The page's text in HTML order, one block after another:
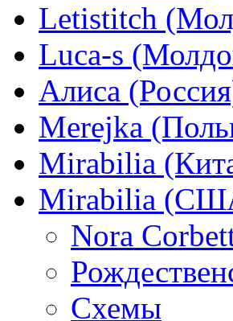
Letistitch
Luca-s
Алиса
Merejka
Mirabilia
Mirabilia
Nora
Схемы